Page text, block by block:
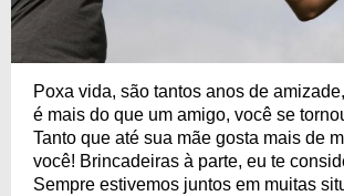
Poxa vida, são tantos anos de
é mais do que um amigo, você se
Tanto que até sua mãe gosta mais de
você! Brincadeiras à parte, eu te
Sempre estivemos juntos em muitas